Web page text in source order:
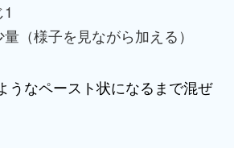
（様子を見ながら加える）
うなペースト状になるまで混ぜ